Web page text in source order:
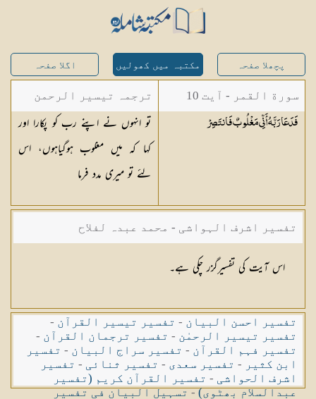
پچھلا صفحہ مکتبہ میں کھولیں اگلا صفحہ
سورة القمر - آیت 10
فَدَعَا رَبَّهُ أَنِّي مَغْلُوبٌفَانتَصِرْ
ترجمہ تیسیر الرحمن
لبیان القرآن - محمد
لقمان سلفی
تو انہوں نے اپنے رب کو پکارا اور
کہا کہ میں مغلوب ہوگیاہوں، اس
لئے تو میری مدد فرما
تفسیر اشرف الہواشی - محمد عبدہ لفلاح
اس آیت کی تفسیرگزر چکی ہے۔
تفسیر احسن البیان - تفسیر تیسیر القرآن -
تفسیر تیسیر الرحمٰن - تفسیر ترجمان القرآن -
تفسیر فہم القرآن - تفسیر سراج البیان - تفسیر
ابن کثیر - تفسیر سعدی - تفسیر ثنائی - تفسیر
اشرف الحواشی - تفسیر القرآن کریم (تفسیر
عبدالسلام بھٹوی)-تسہیل البیان فی تفسیر